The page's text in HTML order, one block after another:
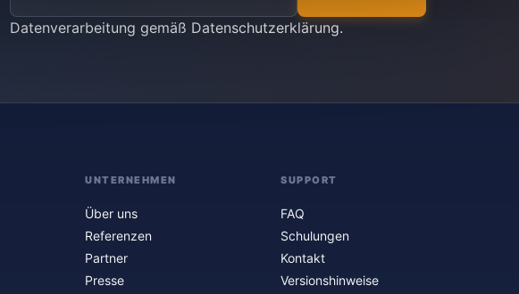
Datenverarbeitung gemäß Datenschutzerklärung.
UNTERNEHMEN
Über uns
Referenzen
Partner
Presse
SUPPORT
FAQ
Schulungen
Kontakt
Versionshinweise